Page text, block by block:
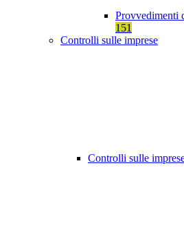
Provvedimenti
151
Controlli sulle imprese
Controlli sulle